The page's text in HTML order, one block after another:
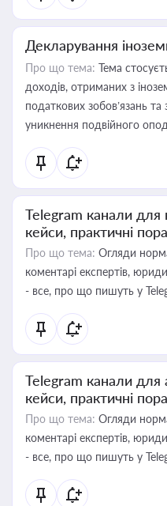
Декларування
Про що тема: Тема
доходів, отриманих з
податкових зобов’язань
уникнення подвійного
Telegram канали для
кейси, практичні
Про що тема: Огляди
коментарі експертів,
- все, про що пишуть у
Telegram канали для
кейси, практичні
Про що тема: Огляди
коментарі експертів,
- все, про що пишуть у